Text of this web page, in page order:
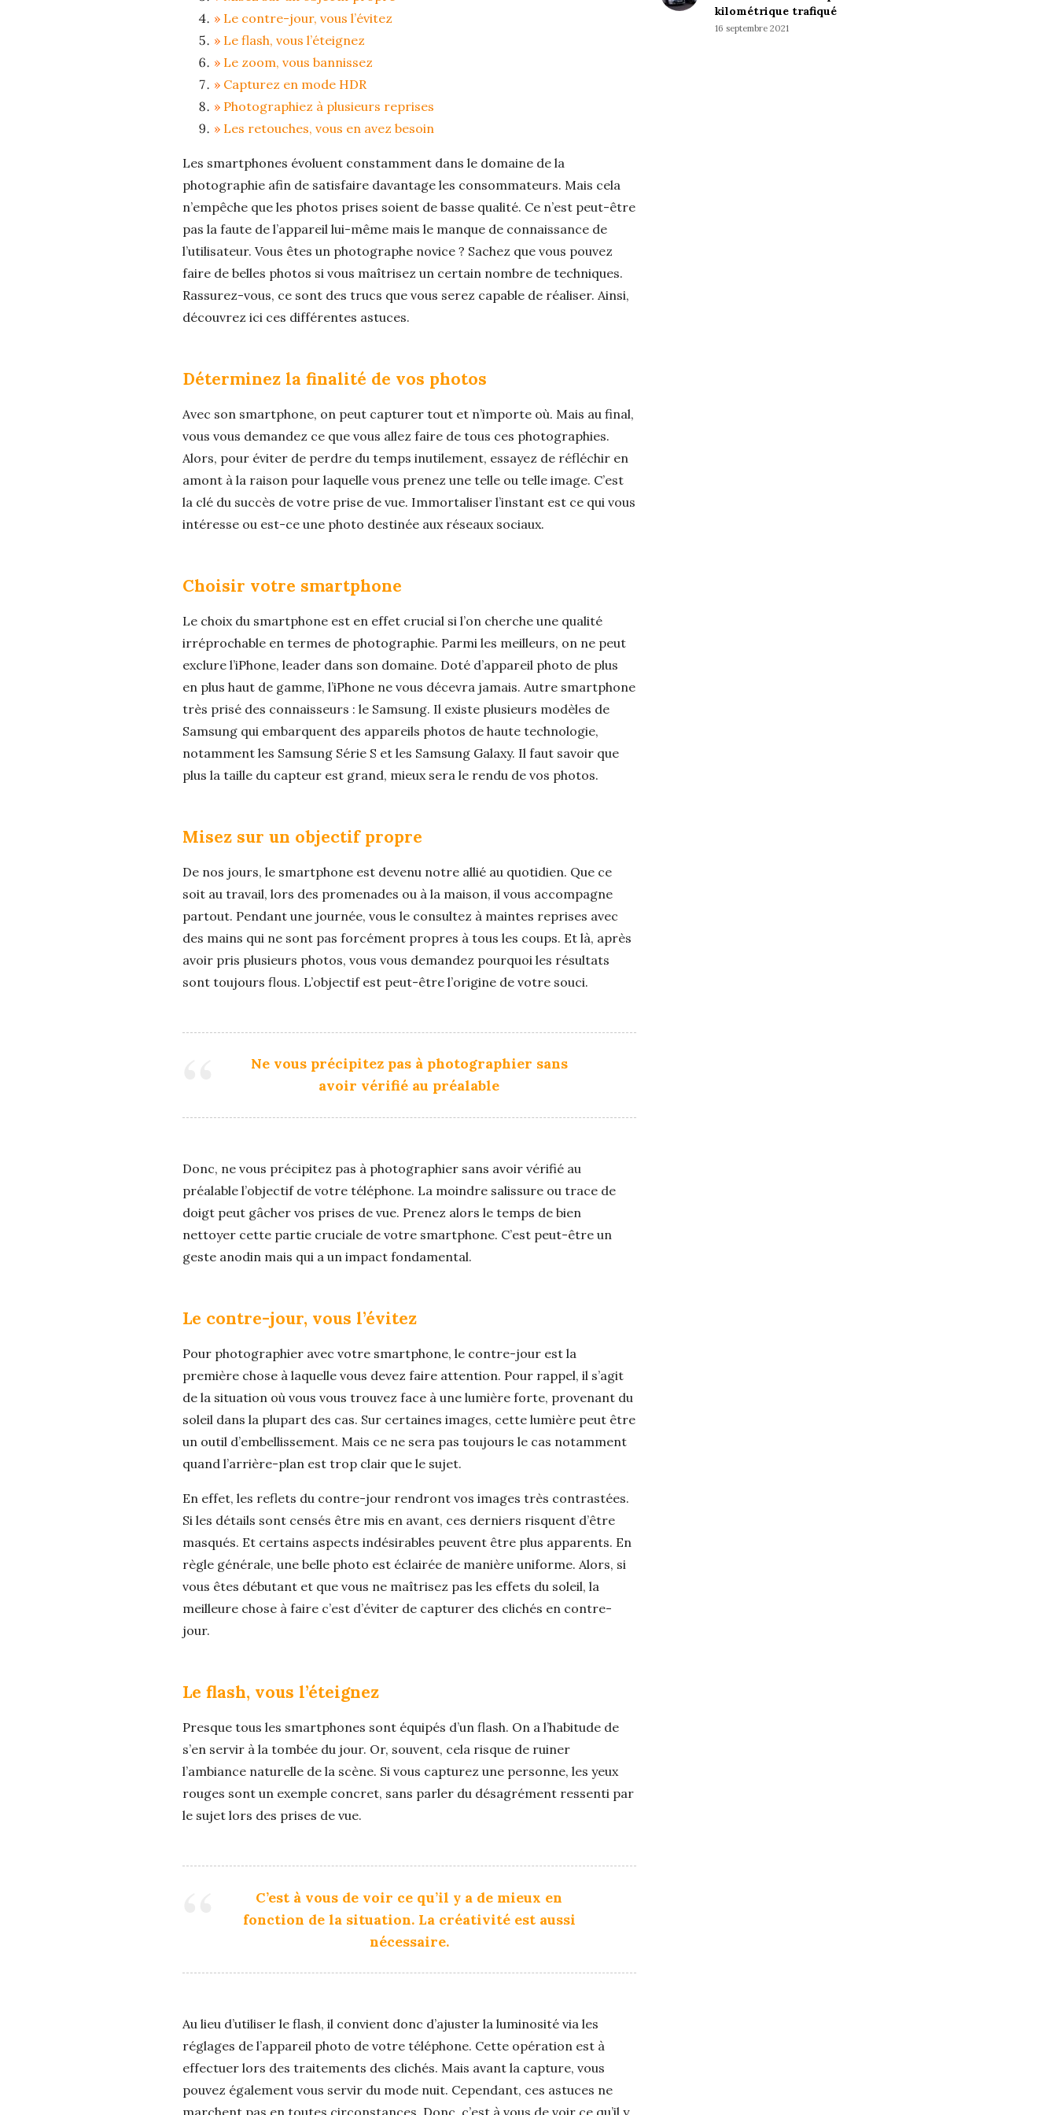
Le contre-jour, vous l’évitez
Le flash, vous l’éteignez
Le zoom, vous bannissez
Capturez en mode HDR
Photographiez à plusieurs reprises
Les retouches, vous en avez besoin
Les smartphones évoluent constamment dans le domaine de la
photographie afin de satisfaire davantage les consommateurs. Mais cela
n’empêche que les photos prises soient de basse qualité. Ce n’est peut-être
pas la faute de l’appareil lui-même mais le manque de connaissance de
l’utilisateur. Vous êtes un photographe novice ? Sachez que vous pouvez
faire de belles photos si vous maîtrisez un certain nombre de techniques.
Rassurez-vous, ce sont des trucs que vous serez capable de réaliser. Ainsi,
découvrez ici ces différentes astuces.
Déterminez la finalité de vos photos
Avec son smartphone, on peut capturer tout et n’importe où. Mais au final,
vous vous demandez ce que vous allez faire de tous ces photographies.
Alors, pour éviter de perdre du temps inutilement, essayez de réfléchir en
amont à la raison pour laquelle vous prenez une telle ou telle image. C’est
la clé du succès de votre prise de vue. Immortaliser l’instant est ce qui vous
intéresse ou est-ce une photo destinée aux réseaux sociaux.
Choisir votre smartphone
Le choix du smartphone est en effet crucial si l’on cherche une qualité
irréprochable en termes de photographie. Parmi les meilleurs, on ne peut
exclure l’iPhone, leader dans son domaine. Doté d’appareil photo de plus
en plus haut de gamme, l’iPhone ne vous décevra jamais. Autre smartphone
très prisé des connaisseurs : le Samsung. Il existe plusieurs modèles de
Samsung qui embarquent des appareils photos de haute technologie,
notamment les Samsung Série S et les Samsung Galaxy. Il faut savoir que
plus la taille du capteur est grand, mieux sera le rendu de vos photos.
Misez sur un objectif propre
De nos jours, le smartphone est devenu notre allié au quotidien. Que ce
soit au travail, lors des promenades ou à la maison, il vous accompagne
partout. Pendant une journée, vous le consultez à maintes reprises avec
des mains qui ne sont pas forcément propres à tous les coups. Et là, après
avoir pris plusieurs photos, vous vous demandez pourquoi les résultats
sont toujours flous. L’objectif est peut-être l’origine de votre souci.
Ne vous précipitez pas à photographier sans
avoir vérifié au préalable
Donc, ne vous précipitez pas à photographier sans avoir vérifié au
préalable l’objectif de votre téléphone. La moindre salissure ou trace de
doigt peut gâcher vos prises de vue. Prenez alors le temps de bien
nettoyer cette partie cruciale de votre smartphone. C’est peut-être un
geste anodin mais qui a un impact fondamental.
Le contre-jour, vous l’évitez
Pour photographier avec votre smartphone, le contre-jour est la
première chose à laquelle vous devez faire attention. Pour rappel, il s’agit
de la situation où vous vous trouvez face à une lumière forte, provenant du
soleil dans la plupart des cas. Sur certaines images, cette lumière peut être
un outil d’embellissement. Mais ce ne sera pas toujours le cas notamment
quand l’arrière-plan est trop clair que le sujet.
En effet, les reflets du contre-jour rendront vos images très contrastées.
Si les détails sont censés être mis en avant, ces derniers risquent d’être
masqués. Et certains aspects indésirables peuvent être plus apparents. En
règle générale, une belle photo est éclairée de manière uniforme. Alors, si
vous êtes débutant et que vous ne maîtrisez pas les effets du soleil, la
meilleure chose à faire c’est d’éviter de capturer des clichés en contre-
jour.
Le flash, vous l’éteignez
Presque tous les smartphones sont équipés d’un flash. On a l’habitude de
s’en servir à la tombée du jour. Or, souvent, cela risque de ruiner
l’ambiance naturelle de la scène. Si vous capturez une personne, les yeux
rouges sont un exemple concret, sans parler du désagrément ressenti par
le sujet lors des prises de vue.
C’est à vous de voir ce qu’il y a de mieux en
fonction de la situation. La créativité est aussi
nécessaire.
Au lieu d’utiliser le flash, il convient donc d’ajuster la luminosité via les
réglages de l’appareil photo de votre téléphone. Cette opération est à
effectuer lors des traitements des clichés. Mais avant la capture, vous
pouvez également vous servir du mode nuit. Cependant, ces astuces ne
kilométrique trafiqué
16 septembre 2021